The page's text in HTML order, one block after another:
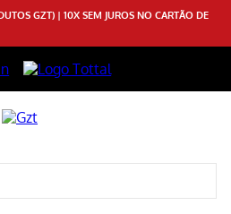
GZT) | 10X SEM JUROS NO CARTÃO DE